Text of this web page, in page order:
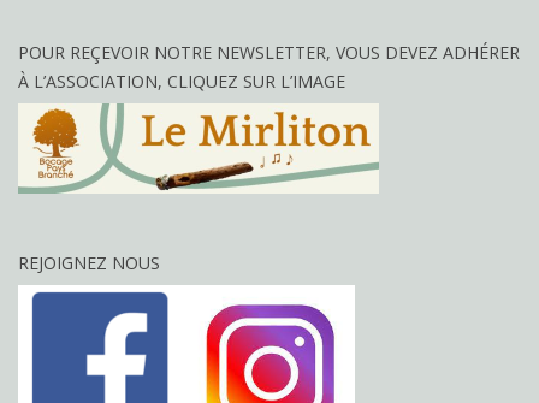
POUR REÇEVOIR NOTRE NEWSLETTER, VOUS DEVEZ ADHÉRER
À L’ASSOCIATION, CLIQUEZ SUR L’IMAGE
REJOIGNEZ NOUS